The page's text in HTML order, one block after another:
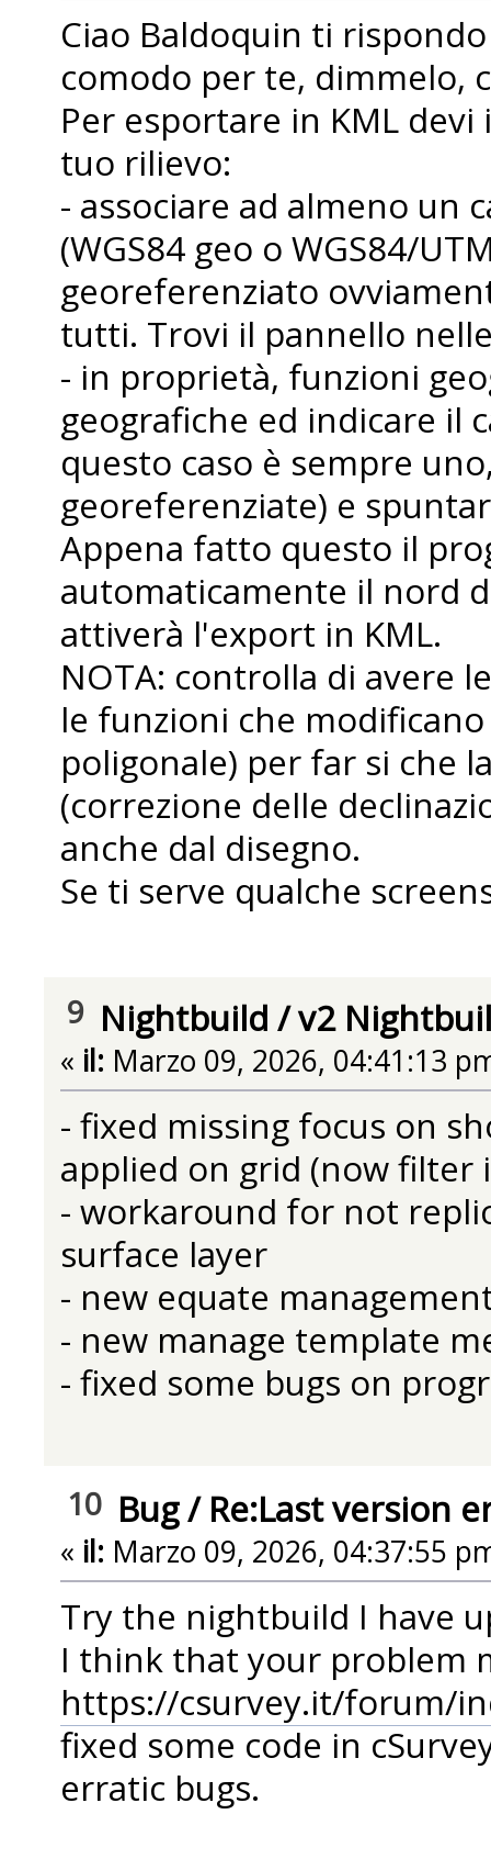
Ciao Baldoquin ti
comodo per te, dimmelo,
Per esportare in KML
tuo rilievo:
- associare ad almeno un
(WGS84 geo o WGS84/
georeferenziato
tutti. Trovi il pannello
- in proprietà, funzioni
geografiche ed indicare il
questo caso è sempre
georeferenziate) e
Appena fatto questo il
automaticamente il nord
attiverà l'export in KML.
NOTA: controlla di avere
le funzioni che
poligonale) per far si che
(correzione delle
anche dal disegno.
Se ti serve qualche
9 Nightbuild /v2
« il: Marzo 09, 2026, 04:41:13
- fixed missing focus on
applied on grid (now filter
- workaround for not
surface layer
- new equate
- new manage template
- fixed some bugs on
10 Bug/ Re:Last version
« il: Marzo 09, 2026, 04:37:55
Try the nightbuild I have
I think that your problem
https://csurvey.it/forum/
fixed some code in
erratic bugs.